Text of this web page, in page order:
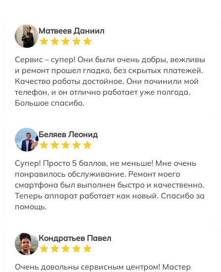
Матвеев Даниил
Сервис – супер! Они были очень добры, вежливы
и ремонт прошел гладко, без скрытых платежей.
Качество работы достойное. Они починили мой
телефон, и он отлично работает уже полгода.
Большое спасибо.
Беляев Леонид
Супер! Просто 5 баллов, не меньше! Мне очень
понравилось обслуживание. Ремонт моего
смартфона был выполнен быстро и качественно.
Теперь аппарат работает как новый. Спасибо за
помощь.
Кондратьев Павел
Очень довольны сервисным центром! Мастер